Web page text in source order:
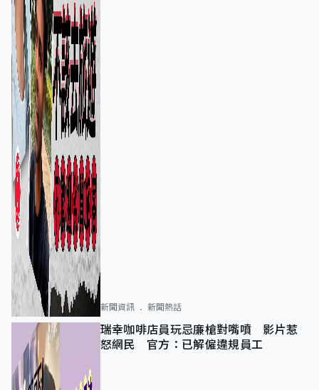
新聞資訊 新聞熱話
瑞幸咖啡店員玩忌廉槍對嘴噴 影片惹
怒網民 官方：已解僱違規員工